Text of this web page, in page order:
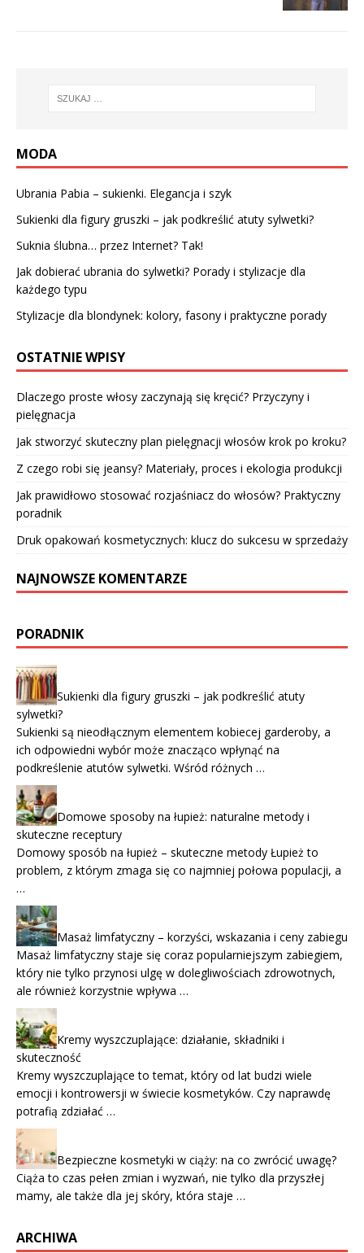
MODA
Ubrania Pabia – sukienki. Elegancja i szyk
Sukienki dla figury gruszki – jak podkreślić atuty sylwetki?
Suknia ślubna… przez Internet? Tak!
Jak dobierać ubrania do sylwetki? Porady i stylizacje dla
każdego typu
Stylizacje dla blondynek: kolory, fasony i praktyczne porady
OSTATNIE WPISY
Dlaczego proste włosy zaczynają się kręcić? Przyczyny i
pielęgnacja
Jak stworzyć skuteczny plan pielęgnacji włosów krok po kroku?
Z czego robi się jeansy? Materiały, proces i ekologia produkcji
Jak prawidłowo stosować rozjaśniacz do włosów? Praktyczny
poradnik
Druk opakowań kosmetycznych: klucz do sukcesu w sprzedaży
NAJNOWSZE KOMENTARZE
PORADNIK
Sukienki dla figury gruszki – jak podkreślić atuty
sylwetki?
Sukienki są nieodłącznym elementem kobiecej garderoby, a
ich odpowiedni wybór może znacząco wpłynąć na
podkreślenie atutów sylwetki. Wśród różnych …
Domowe sposoby na łupież: naturalne metody i
skuteczne receptury
Domowy sposób na łupież – skuteczne metody Łupież to
problem, z którym zmaga się co najmniej połowa populacji, a
…
Masaż limfatyczny – korzyści, wskazania i ceny zabiegu
Masaż limfatyczny staje się coraz popularniejszym zabiegiem,
który nie tylko przynosi ulgę w dolegliwościach zdrowotnych,
ale również korzystnie wpływa …
Kremy wyszczuplające: działanie, składniki i
skuteczność
Kremy wyszczuplające to temat, który od lat budzi wiele
emocji i kontrowersji w świecie kosmetyków. Czy naprawdę
potrafią zdziałać …
Bezpieczne kosmetyki w ciąży: na co zwrócić uwagę?
Ciąża to czas pełen zmian i wyzwań, nie tylko dla przyszłej
mamy, ale także dla jej skóry, która staje …
ARCHIWA